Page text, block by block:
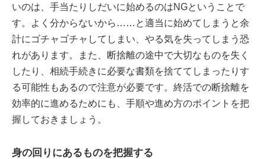
いのは、手当たりしだいに始めるのはNGということで
す。よく分からないから……と適当に始めてしまうと余
計にゴチャゴチャしてしまい、やる気を失ってしまう恐
れがあります。また、断捨離の途中で大切なものを失く
したり、相続手続きに必要な書類を捨ててしまったりす
る可能性もあるので注意が必要です。終活での断捨離を
効率的に進めるためにも、手順や進め方のポイントを把
握しておきましょう。
身の回りにあるものを把握する